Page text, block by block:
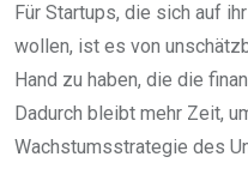
Für Startups, die sich auf
wollen, ist es von
Hand zu haben, die die
Dadurch bleibt mehr Zeit,
Wachstumsstrategie des